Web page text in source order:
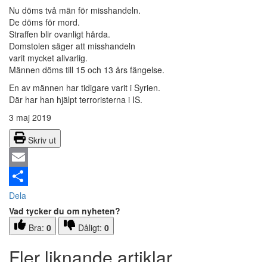
Nu döms två män för misshandeln.
De döms för mord.
Straffen blir ovanligt hårda.
Domstolen säger att misshandeln
varit mycket allvarlig.
Männen döms till 15 och 13 års fängelse.
En av männen har tidigare varit i Syrien.
Där har han hjälpt terroristerna i IS.
3 maj 2019
Skriv ut
Email
Dela
Vad tycker du om nyheten?
Bra: 0 Dåligt: 0